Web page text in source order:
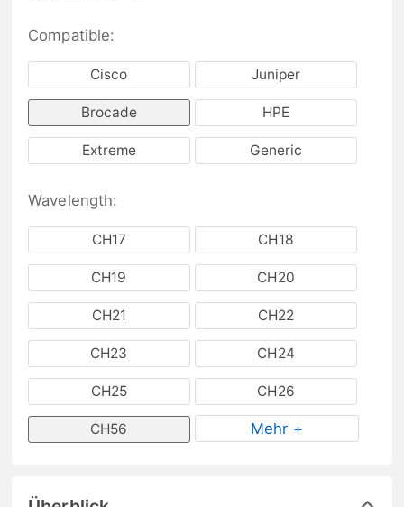
Compatible:
Cisco Juniper
Brocade HPE
Extreme Generic
Wavelength:
CH17 CH18
CH19 CH20
CH21 CH22
CH23 CH24
CH25 CH26
CH56 Mehr +